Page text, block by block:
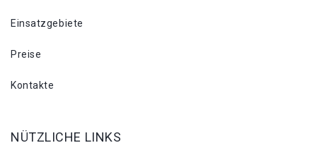
Einsatzgebiete
Preise
Kontakte
NÜTZLICHE LINKS